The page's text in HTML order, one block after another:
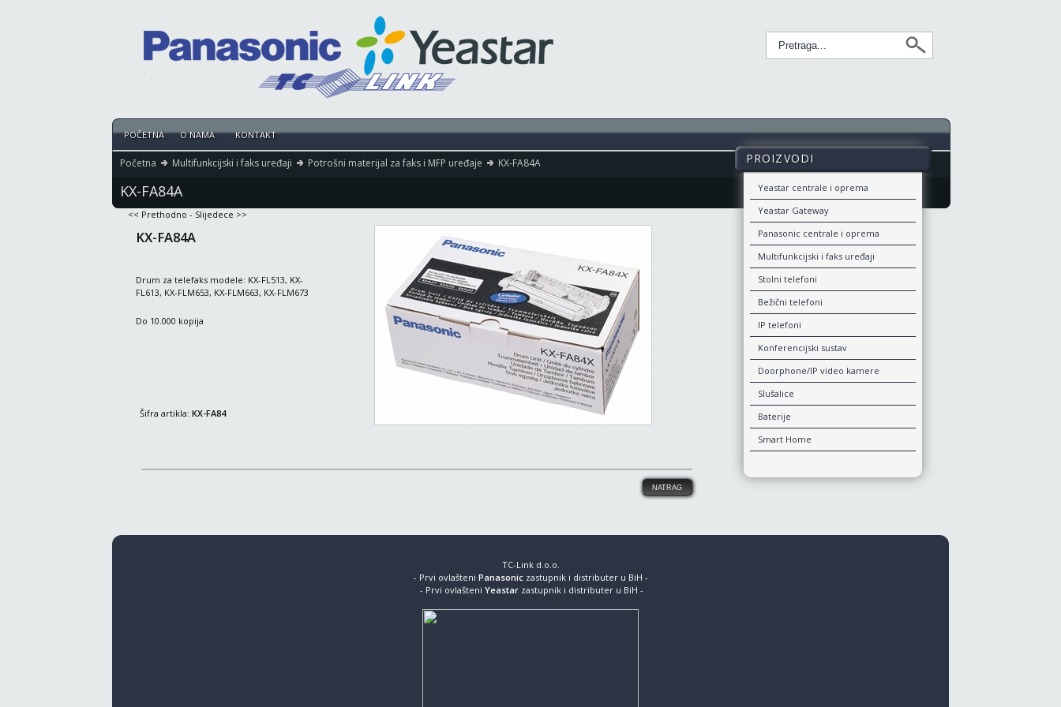
POČETNA O NAMA KONTAKT
PROIZVODI
Yeastar centrale i oprema
Yeastar Gateway
Panasonic centrale i oprema
Multifunkcijski i faks uređaji
Stolni telefoni
Bežični telefoni
IP telefoni
Konferencijski sustav
Doorphone/IP video kamere
Slušalice
Baterije
Smart Home
Početna Multifunkcijski i faks uređaji Potrošni materijal za faks i MFP uređaje KX-FA84A
KX-FA84A
<< Prethodno - Slijedece >>
KX-FA84A
Drum za telefaks modele: KX-FL513, KX-
FL613, KX-FLM653, KX-FLM663, KX-FLM673
Do 10.000 kopija
Šifra artikla: KX-FA84
TC-Link d.o.o.
- Prvi ovlašteni Panasoniczastupnik i distributer u BiH -
- Prvi ovlašteni Yeastar zastupnik i distributer u BiH -